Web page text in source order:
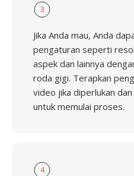
3
Jika Anda mau, Anda
pengaturan seperti
aspek dan lainnya
roda gigi. Terapkan
video jika diperlukan
untuk memulai proses.
4